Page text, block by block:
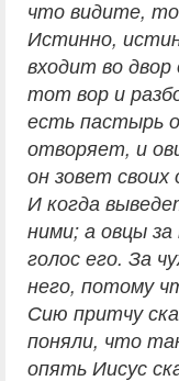
что видите,
Истинно,
входит во двор
тот вор и
есть пастырь
отворяет, и
он зовет
И когда
ними; а овцы
голос его. За
него, потому
Сию притчу
поняли, что
опять Иисус